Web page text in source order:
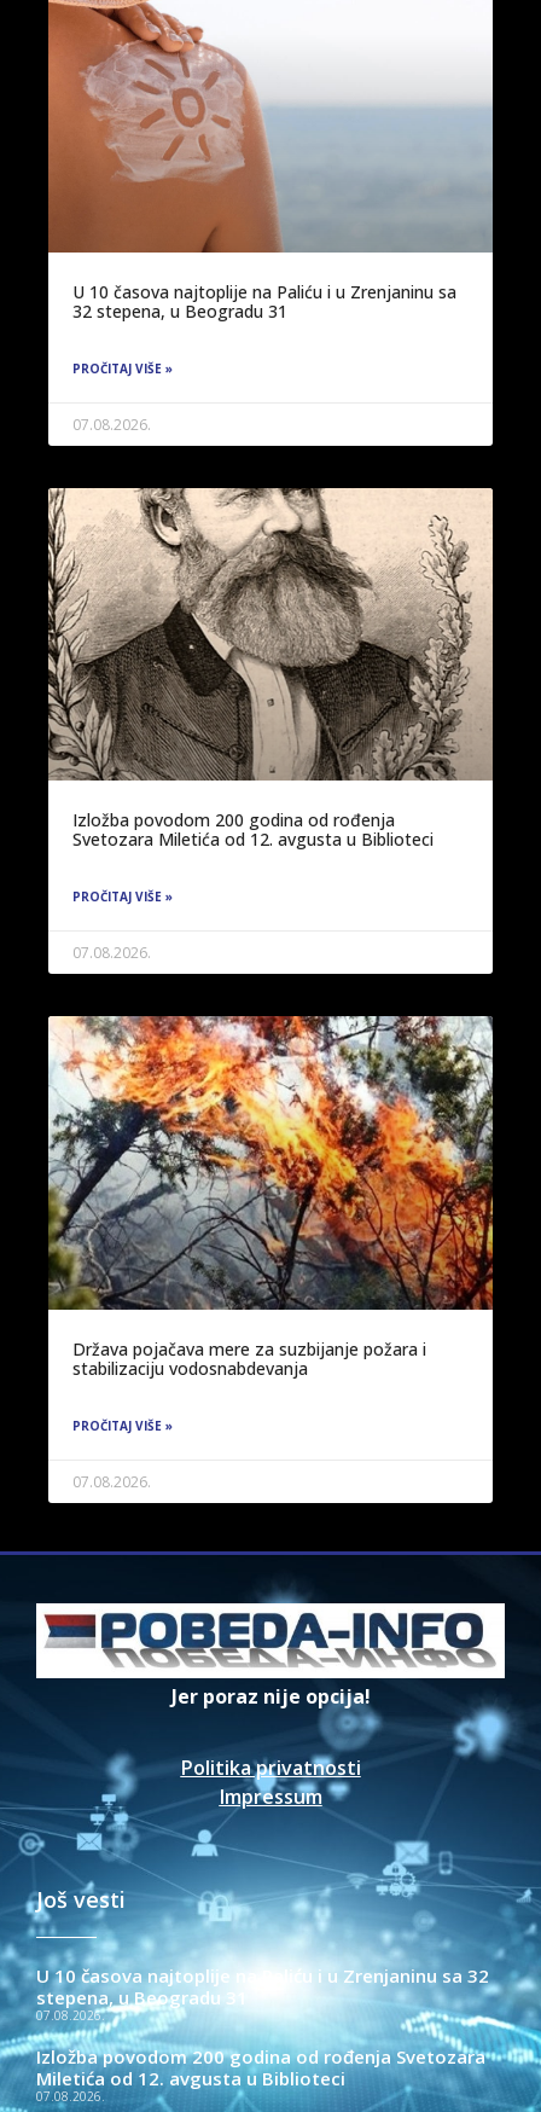
U 10 časova najtoplije na Paliću i u Zrenjaninu sa
32 stepena, u Beogradu 31
PROČITAJ VIŠE »
07.08.2026.
Izložba povodom 200 godina od rođenja
Svetozara Miletića od 12. avgusta u Biblioteci
PROČITAJ VIŠE »
07.08.2026.
Država pojačava mere za suzbijanje požara i
stabilizaciju vodosnabdevanja
PROČITAJ VIŠE »
07.08.2026.
Jer poraz nije opcija!
Politika privatnosti
Impressum
Još vesti
U 10 časova najtoplije na Paliću i u Zrenjaninu sa 32
stepena, u Beogradu 31
07.08.2026.
Izložba povodom 200 godina od rođenja Svetozara
Miletića od 12. avgusta u Biblioteci
07.08.2026.